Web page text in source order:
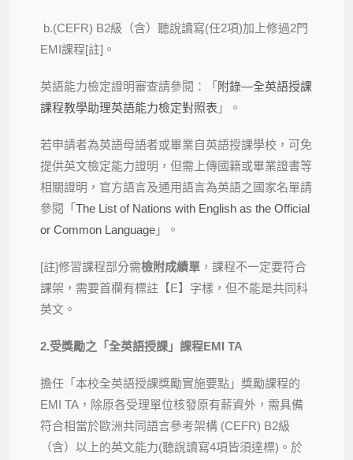
b.(CEFR) B2級（含）聽說讀寫(任2項)加上修過2門
EMI課程[註]。
英語能力檢定證明審查請參閱：「 附錄—全英語授課
課程教學助理英語能力檢定對照表 」。
若申請者為英語母語者或畢業自英語授課學校，可免
提供英文檢定能力證明，但需上傳國籍或畢業證書等
相關證明，官方語言及通用語言為英語之國家名單請
參閱「The List of Nations with English as the Official
or Common Language 」。
[註]修習課程部分需檢附成績單 ，課程不一定要符合
課架，需要首欄有標註【E】字樣，但不能是共同科
英文。
2.受獎勵之「全英語授課」課程EMI TA
擔任「本校全英語授課獎勵實施要點」獎勵課程的
EMI TA，除原各受理單位核發原有薪資外，需具備
符合相當於歐洲共同語言參考架構 (CEFR) B2級
（含）以上的英文能力(聽說讀寫4項皆須達標)。於